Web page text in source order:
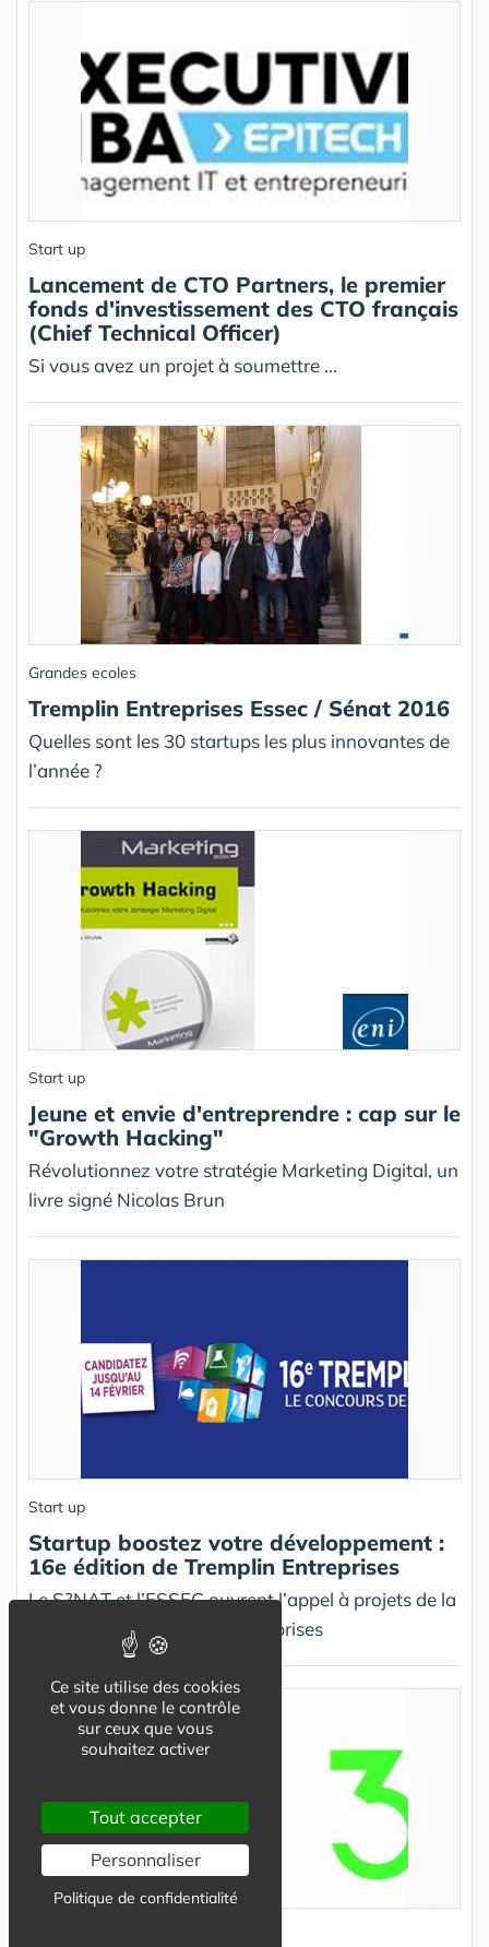
Start up
Lancement de CTO Partners, le premier
fonds d'investissement des CTO français
(Chief Technical Officer)
Si vous avez un projet à soumettre ...
Grandes ecoles
Tremplin Entreprises Essec / Sénat 2016
Quelles sont les 30 startups les plus innovantes de
l’année ?
Start up
Jeune et envie d'entreprendre : cap sur le
"Growth Hacking"
Révolutionnez votre stratégie Marketing Digital, un
livre signé Nicolas Brun
Start up
Startup boostez votre développement :
16e édition de Tremplin Entreprises
Le S?NAT et l’ESSEC ouvrent l’appel à projets de la
16e édition de Tremplin Entreprises
Ce site utilise des cookies
et vous donne le contrôle
sur ceux que vous
souhaitez activer
Tout accepter
Personnaliser
Politique de confidentialité